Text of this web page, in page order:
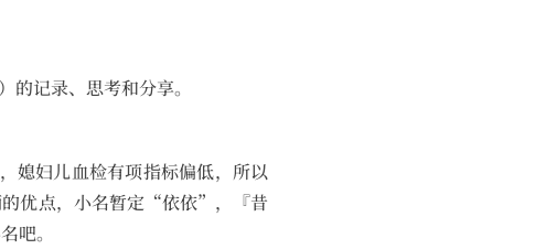
记录、思考和分享。
媳妇儿血检有项指标偏低，所以
的优点，小名暂定“依依”，『昔
吧。